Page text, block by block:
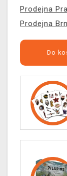
Prodejna
Prodejna
Do